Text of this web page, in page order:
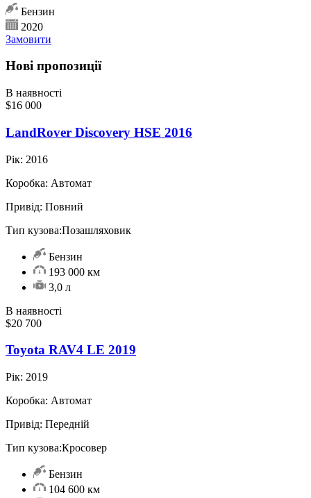
Бензин
2020
Замовити
Нові пропозиції
В наявності
$16 000
LandRover Discovery HSE 2016
Рік: 2016
Коробка: Автомат
Привід: Повний
Тип кузова:Позашляховик
Бензин
193 000 км
3,0 л
В наявності
$20 700
Toyota RAV4 LE 2019
Рік: 2019
Коробка: Автомат
Привід: Передній
Тип кузова:Кросовер
Бензин
104 600 км